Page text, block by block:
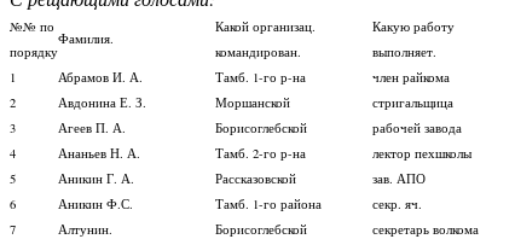
№№ по
порядку
Фамилия.
Какой организац.
командирован.
Какую работу
выполняет.
1
Абрамов И. А. Тамб. 1-го р-на член райкома
2
Авдонина Е. З. Моршанской стригальщица
3
Агеев П. А. Борисоглебской рабочей завода
4
Ананьев Н. А. Тамб. 2-го р-на лектор пехшколы
5
Аникин Г. А. Рассказовской зав. АПО
6
Аникин Ф.С. Тамб. 1-го района секр. яч.
7
Алтунин. Борисоглебской секретарь волкома